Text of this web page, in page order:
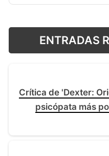
ENTRADAS
Crítica de 'Dexter:
psicópata más